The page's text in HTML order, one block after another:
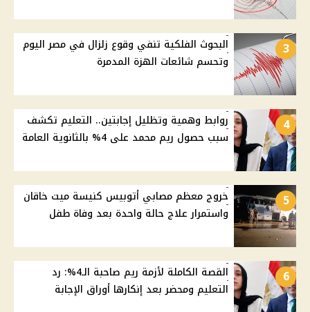
3
البحوث الفلكية تنفي وقوع زلزال في مصر اليوم
وتحسم شائعات الهزة المدمرة
4
روابط وهمية وتظليل إجابتين.. التعليم تكشف
سبب حصول ريم محمد على 4% بالثانوية العامة
5
خروج معظم مصابي أتوبيس كنيسة ميت خاقان
واستمرار علاج حالة واحدة بعد وفاة طفل
6
القصة الكاملة لأزمة ريم صاحبة الـ4%: رد
التعليم ومحضر بعد إنكارها أوراق الإجابة